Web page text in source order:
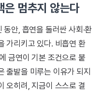
은 멈추지 않는다
안, 흡연을 둘러싼 사회·환
가리키고 있다. 비흡연 환
금연이 기본 조건으로 붙
출발을 미루는 이유가 되지
오히려, 지금이 스스로 결